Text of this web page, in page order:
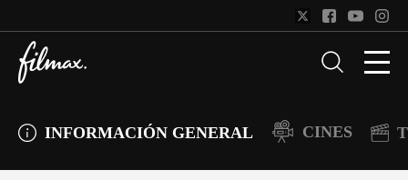
INFORMACIÓN GENERAL CINES